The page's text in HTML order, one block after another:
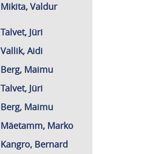
Mikita, Valdur
Talvet, Jüri
Vallik, Aidi
Berg, Maimu
Talvet, Jüri
Berg, Maimu
Mäetamm, Marko
Kangro, Bernard